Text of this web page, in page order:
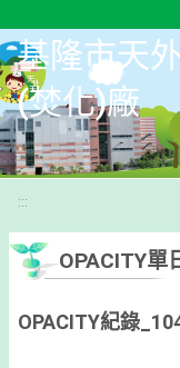
基隆市天
(焚化)廠
:::
OPACITY單
OPACITY紀錄